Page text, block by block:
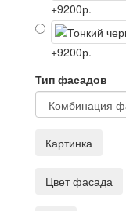
+9200р.
+9200р.
Тип фасадов
Картинка
Цвет фасада